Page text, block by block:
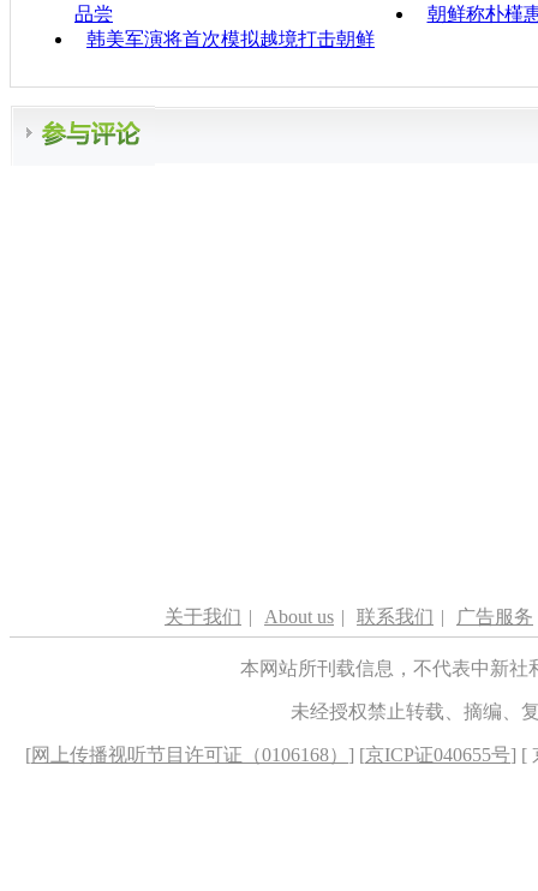
品尝
朝鲜称朴槿
韩美军演将首次模拟越境打击朝鲜
关于我们 | About us | 联系我们 | 广告服务
本网站所刊载信息，不代表中新
未经授权禁止转载、摘编、
[网上传播视听节目许可证（0106168） ] [京ICP证040655号] [